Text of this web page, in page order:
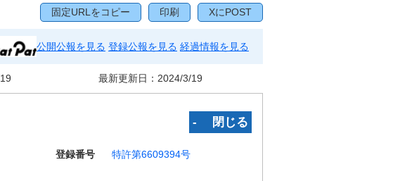
固定URLをコピー 印刷 XにPOST
公開公報を見る 登録公報を見る 経過情報を見る
最新更新日： 2024/3/19
‐ 閉じる
登録番号
特許第6609394号